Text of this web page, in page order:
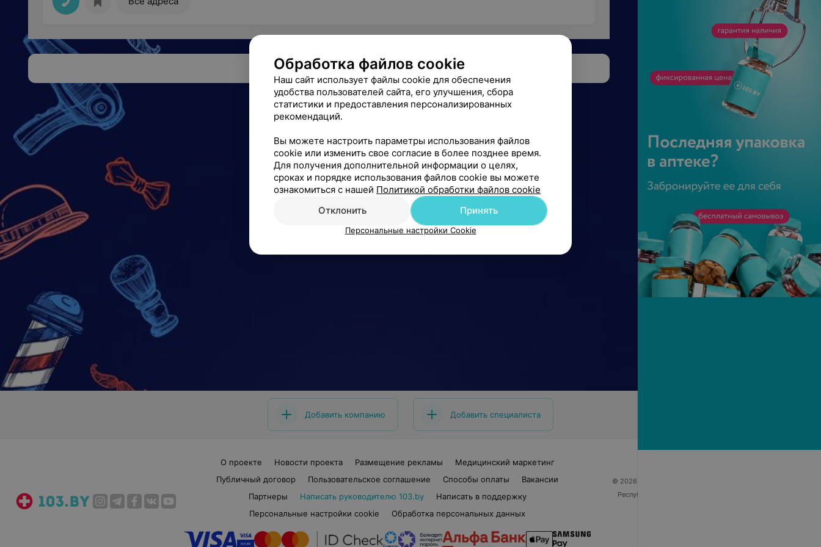
Добавить компанию Добавить специалиста
О проекте Новости проекта Размещение рекламы
Медицинский маркетинг
Публичный договор
Пользовательское соглашение Способы оплаты
Вакансии
Партнеры
Написать руководителю 103.by
Написать в поддержку
Персональные настройки cookie
Обработка персональных данных
© 2026 ООО «Артокс Лаб», УНП 191700409
Республика Беларусь, г. Минск, улица Толбухина, 2,
Обработка файлов cookie
Наш сайт использует файлы cookie для обеспечения
удобства пользователей сайта, его улучшения, сбора
статистики и предоставления персонализированных
рекомендаций.
Вы можете настроить параметры использования файлов
cookie или изменить свое согласие в более позднее время.
Для получения дополнительной информации о целях,
сроках и порядке использования файлов cookie вы можете
ознакомиться с нашей Политикой обработки файлов cookie
Отклонить
Принять
Персональные настройки Cookie